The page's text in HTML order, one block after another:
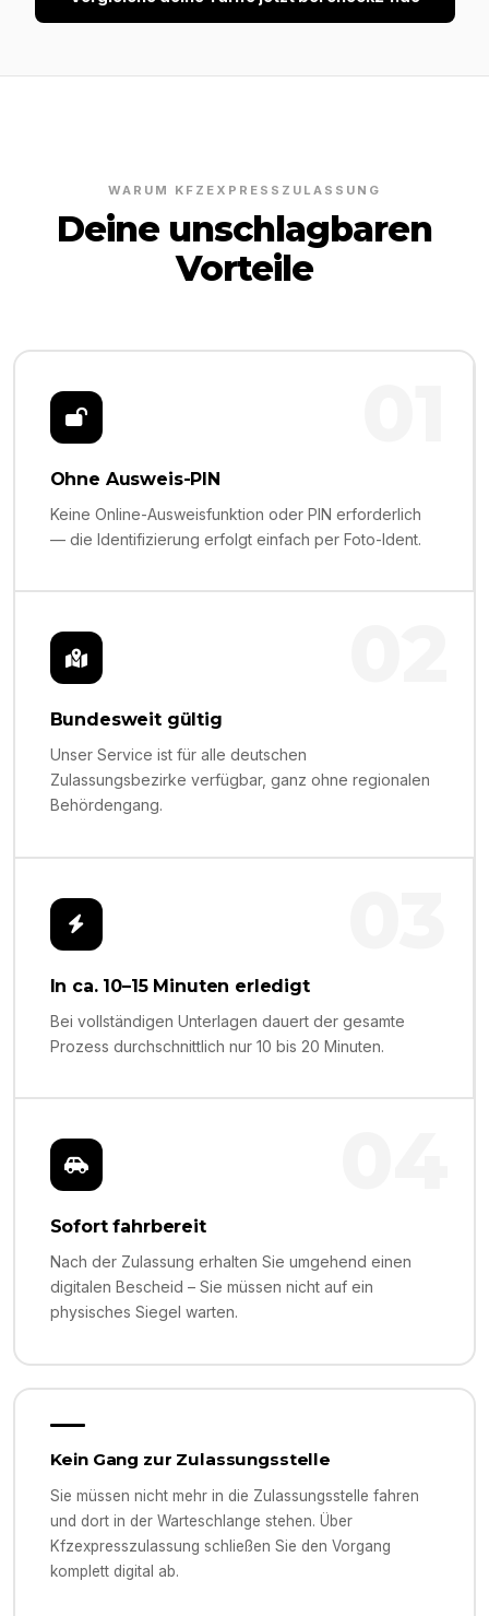
WARUM KFZEXPRESSZULASSUNG
Deine unschlagbaren
Vorteile
Ohne Ausweis-PIN
Keine Online-Ausweisfunktion oder PIN erforderlich
— die Identifizierung erfolgt einfach per Foto-Ident.
Bundesweit gültig
Unser Service ist für alle deutschen
Zulassungsbezirke verfügbar, ganz ohne regionalen
Behördengang.
In ca. 10–15 Minuten erledigt
Bei vollständigen Unterlagen dauert der gesamte
Prozess durchschnittlich nur 10 bis 20 Minuten.
Sofort fahrbereit
Nach der Zulassung erhalten Sie umgehend einen
digitalen Bescheid – Sie müssen nicht auf ein
physisches Siegel warten.
Kein Gang zur Zulassungsstelle
Sie müssen nicht mehr in die Zulassungsstelle fahren
und dort in der Warteschlange stehen. Über
Kfzexpresszulassung schließen Sie den Vorgang
komplett digital ab.